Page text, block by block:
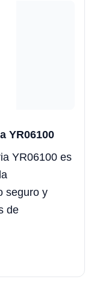
YR06100
YR06100 es
seguro y
de